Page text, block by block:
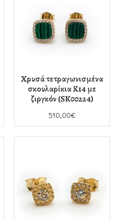
Χρυσά τετραγωνισμένα
σκουλαρίκια Κ14 με
ζιργκόν (SK00224)
510,00€